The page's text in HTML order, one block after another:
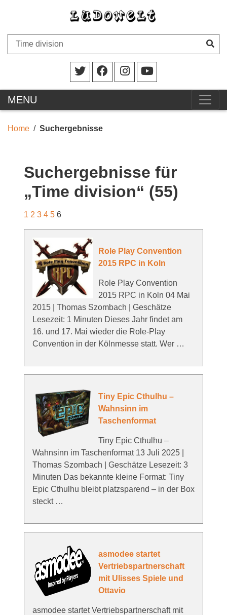
MENU
Home Suchergebnisse
Suchergebnisse für
„Time division“ (55)
1 2 3 4 5 6
Role Play Convention
2015 RPC in Koln
Role Play Convention
2015 RPC in Koln 04 Mai
2015 | Thomas Szombach | Geschätze
Lesezeit: 1 Minuten Dieses Jahr findet am
16. und 17. Mai wieder die Role-Play
Convention in der Kölnmesse statt. Wer …
Tiny Epic Cthulhu –
Wahnsinn im
Taschenformat
Tiny Epic Cthulhu –
Wahnsinn im Taschenformat 13 Juli 2025 |
Thomas Szombach | Geschätze Lesezeit: 3
Minuten Das bekannte kleine Format: Tiny
Epic Cthulhu bleibt platzsparend – in der Box
steckt …
asmodee startet
Vertriebspartnerschaft
mit Ulisses Spiele und
Ottavio
asmodee startet Vertriebspartnerschaft mit